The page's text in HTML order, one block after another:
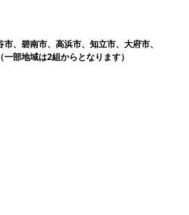
、碧南市、高浜市、知立市、大府市​、
部地域は2組からとなります）